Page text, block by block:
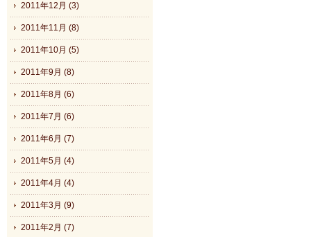
2011年12月 (3)
2011年11月 (8)
2011年10月 (5)
2011年9月 (8)
2011年8月 (6)
2011年7月 (6)
2011年6月 (7)
2011年5月 (4)
2011年4月 (4)
2011年3月 (9)
2011年2月 (7)